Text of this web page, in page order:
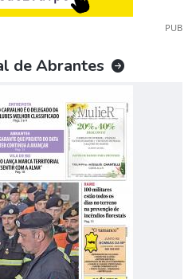
PUB
de Abrantes